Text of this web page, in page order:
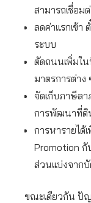
สามารถเชื่อ
ลดค่าแรกเข้า
ระบบ
ตัดถนนเพิ่มใ
มาตรการต่า
จัดเก็บภาษีลา
การพัฒนาที่ดิ
การหารายได้
Promotion กั
ส่วนแบ่งจาก
ขณะเดียวกัน ปัญ